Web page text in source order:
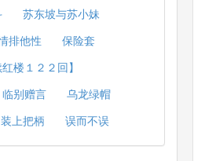
苏东坡与苏小妹
排他性
保险套
红楼１２２回】
临别赠言
乌龙绿帽
装上把柄 误而不误